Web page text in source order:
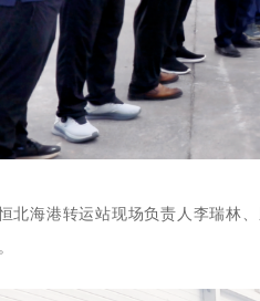
北海港转运站现场负责人李瑞林